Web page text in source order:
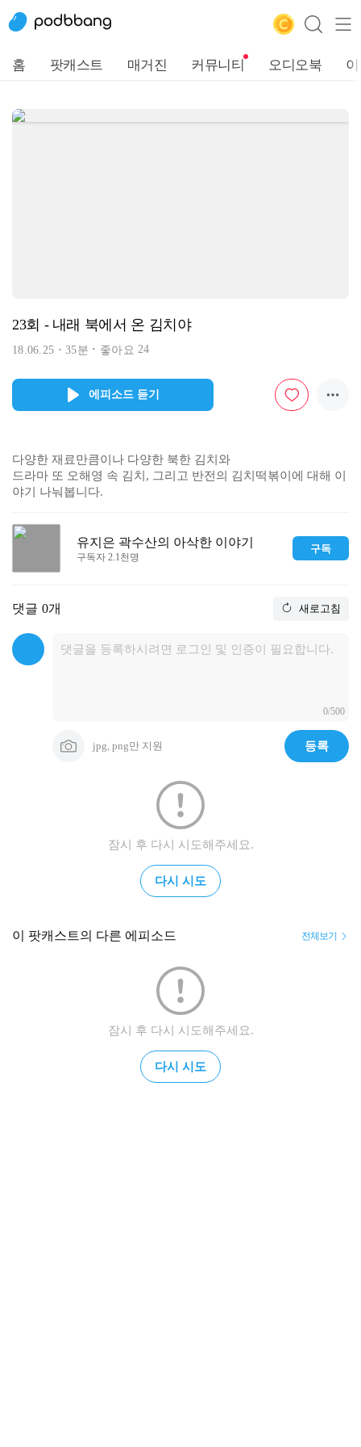
홈 팟캐스트 매거진 커뮤니티 오디오북
23회 - 내래 북에서 온 김치야
18.06.25 35분 좋아요24
에피소드 듣기
다양한 재료만큼이나 다양한 북한 김치와
드라마 또 오해영 속 김치, 그리고 반전의 김치떡볶이에 대해 이
야기 나눠봅니다.
유지은 곽수산의 아삭한 이야기
구독자 2.1천명
구독
댓글 0개 새로고침
0/500
jpg, png만 지원 등록
잠시 후 다시 시도해주세요.
다시 시도
이 팟캐스트의 다른 에피소드 전체보기
잠시 후 다시 시도해주세요.
다시 시도